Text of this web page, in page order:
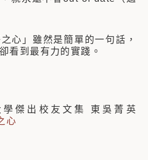
」雖然是簡單的一句話，
看到最有力的實踐。
學傑出校友文集 東吳菁英
心